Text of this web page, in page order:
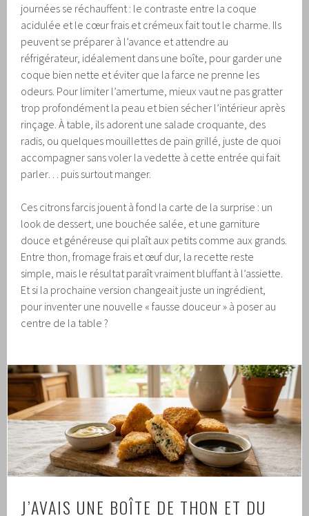
journées se réchauffent : le contraste entre la coque
acidulée et le cœur frais et crémeux fait tout le charme. Ils
peuvent se préparer à l’avance et attendre au
réfrigérateur, idéalement dans une boîte, pour garder une
coque bien nette et éviter que la farce ne prenne les
odeurs. Pour limiter l’amertume, mieux vaut ne pas gratter
trop profondément la peau et bien sécher l’intérieur après
rinçage. À table, ils adorent une salade croquante, des
radis, ou quelques mouillettes de pain grillé, juste de quoi
accompagner sans voler la vedette à cette entrée qui fait
parler… puis surtout manger.
Ces citrons farcis jouent à fond la carte de la surprise : un
look de dessert, une bouchée salée, et une garniture
douce et généreuse qui plaît aux petits comme aux grands.
Entre thon, fromage frais et œuf dur, la recette reste
simple, mais le résultat paraît vraiment bluffant à l’assiette.
Et si la prochaine version changeait juste un ingrédient,
pour inventer une nouvelle « fausse douceur » à poser au
centre de la table ?
J’AVAIS UNE BOÎTE DE THON ET DU